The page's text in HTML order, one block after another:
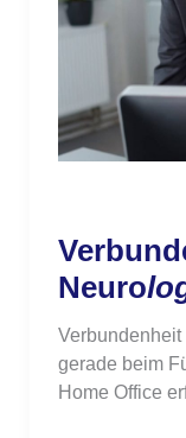
Neuro
gerade beim
Home Office